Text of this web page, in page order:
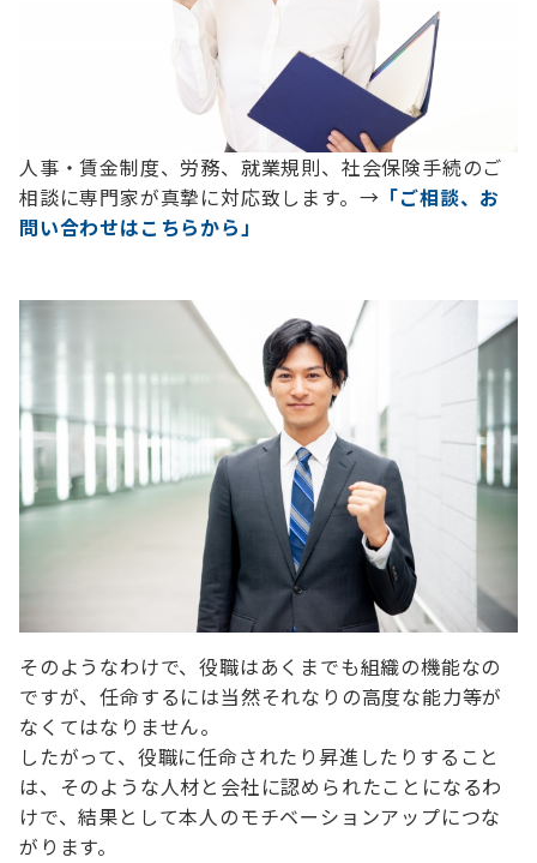
人事・賃金制度、労務、就業規則、社会保険手続のご
相談に専門家が真摯に対応致します。→ 「ご相談、お
問い合わせはこちらから」
そのようなわけで、役職はあくまでも組織の機能なの
ですが、任命するには当然それなりの高度な能力等が
なくてはなりません。
したがって、役職に任命されたり昇進したりすること
は、そのような人材と会社に認められたことになるわ
けで、結果として本人のモチベーションアップにつな
がります。